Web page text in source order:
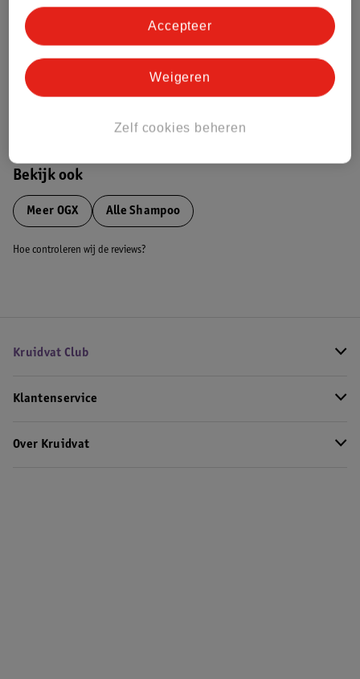
Impact Score.
Bekijk ook
Meer OGX Alle Shampoo
Hoe controleren wij de reviews?
Kruidvat Club
Klantenservice
Over Kruidvat
Zelf cookies beheren
Weigeren
Accepteer